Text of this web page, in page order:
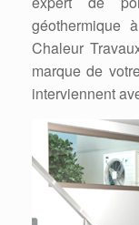
géothermique
Chaleur
marque de
interviennent